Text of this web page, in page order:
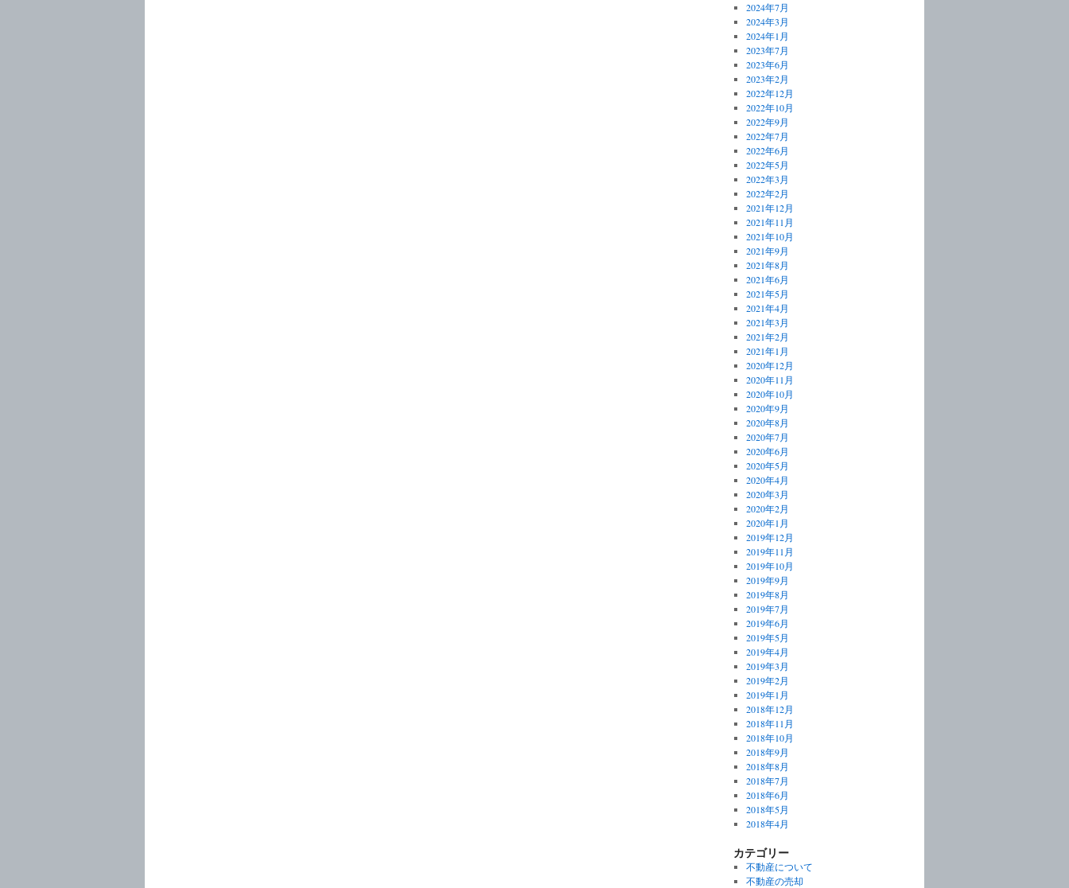
2024年7月
2024年3月
2024年1月
2023年7月
2023年6月
2023年2月
2022年12月
2022年10月
2022年9月
2022年7月
2022年6月
2022年5月
2022年3月
2022年2月
2021年12月
2021年11月
2021年10月
2021年9月
2021年8月
2021年6月
2021年5月
2021年4月
2021年3月
2021年2月
2021年1月
2020年12月
2020年11月
2020年10月
2020年9月
2020年8月
2020年7月
2020年6月
2020年5月
2020年4月
2020年3月
2020年2月
2020年1月
2019年12月
2019年11月
2019年10月
2019年9月
2019年8月
2019年7月
2019年6月
2019年5月
2019年4月
2019年3月
2019年2月
2019年1月
2018年12月
2018年11月
2018年10月
2018年9月
2018年8月
2018年7月
2018年6月
2018年5月
2018年4月
カテゴリー
不動産について
不動産の売却